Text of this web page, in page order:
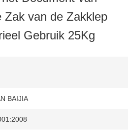
Zak van de Zakklep
Gebruik 25Kg
BAIJIA